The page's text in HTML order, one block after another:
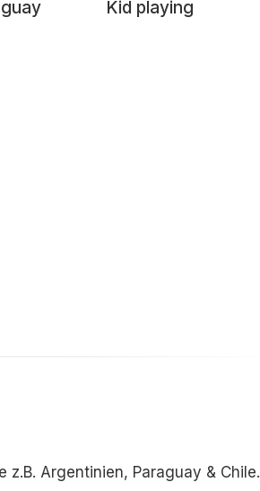
Kid playing
Argentinien, Paraguay & Chile.